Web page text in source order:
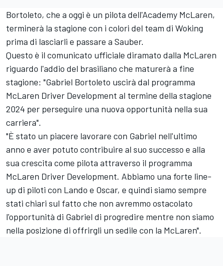
Bortoleto, che a oggi è un pilota dell'Academy McLaren,
terminerà la stagione con i colori del team di Woking
prima di lasciarli e passare a Sauber.
Questo è il comunicato ufficiale diramato dalla McLaren
riguardo l'addio del brasiliano che maturerà a fine
stagione: "Gabriel Bortoleto uscirà dal programma
McLaren Driver Development al termine della stagione
2024 per perseguire una nuova opportunità nella sua
carriera".
"È stato un piacere lavorare con Gabriel nell'ultimo
anno e aver potuto contribuire al suo successo e alla
sua crescita come pilota attraverso il programma
McLaren Driver Development. Abbiamo una forte line-
up di piloti con Lando e Oscar, e quindi siamo sempre
stati chiari sul fatto che non avremmo ostacolato
l'opportunità di Gabriel di progredire mentre non siamo
nella posizione di offrirgli un sedile con la McLaren".